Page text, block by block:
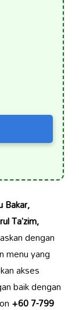
Bakar,
Ta’zim,
dengan
menu yang
akses
baik dengan
+60 7-799